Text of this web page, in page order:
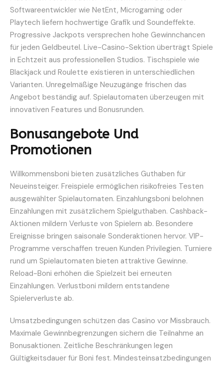
Softwareentwickler wie NetEnt, Microgaming oder
Playtech liefern hochwertige Grafik und Soundeffekte.
Progressive Jackpots versprechen hohe Gewinnchancen
für jeden Geldbeutel. Live-Casino-Sektion überträgt Spiele
in Echtzeit aus professionellen Studios. Tischspiele wie
Blackjack und Roulette existieren in unterschiedlichen
Varianten. Unregelmäßige Neuzugänge frischen das
Angebot beständig auf. Spielautomaten überzeugen mit
innovativen Features und Bonusrunden.
Bonusangebote Und
Promotionen
Willkommensboni bieten zusätzliches Guthaben für
Neueinsteiger. Freispiele ermöglichen risikofreies Testen
ausgewählter Spielautomaten. Einzahlungsboni belohnen
Einzahlungen mit zusätzlichem Spielguthaben. Cashback-
Aktionen mildern Verluste von Spielern ab. Besondere
Ereignisse bringen saisonale Sonderaktionen hervor. VIP-
Programme verschaffen treuen Kunden Privilegien. Turniere
rund um Spielautomaten bieten attraktive Gewinne.
Reload-Boni erhöhen die Spielzeit bei erneuten
Einzahlungen. Verlustboni mildern entstandene
Spielerverluste ab.
Umsatzbedingungen schützen das Casino vor Missbrauch.
Maximale Gewinnbegrenzungen sichern die Teilnahme an
Bonusaktionen. Zeitliche Beschränkungen legen
Gültigkeitsdauer für Boni fest. Mindesteinsatzbedingungen